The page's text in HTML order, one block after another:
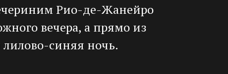
Рио-де-Жанейро
вечера, а прямо из
лилово-синяя ночь.